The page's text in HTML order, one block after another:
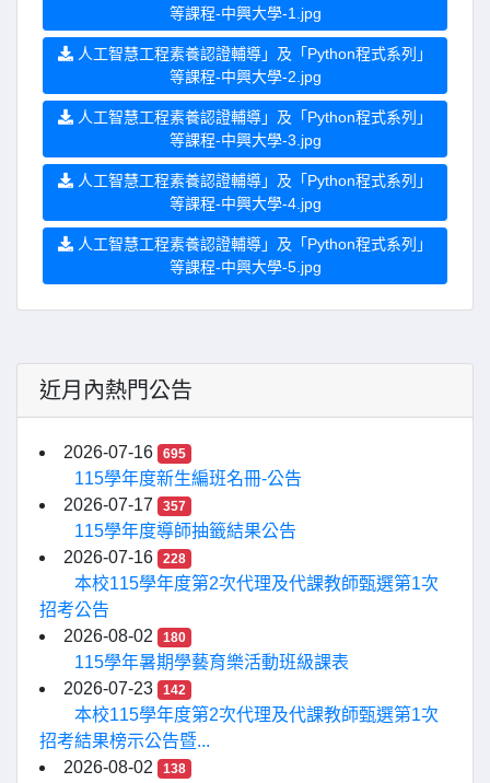
等課程-中興大學-1.jpg
人工智慧工程素養認證輔導」及「Python程式系列」
等課程-中興大學-2.jpg
人工智慧工程素養認證輔導」及「Python程式系列」
等課程-中興大學-3.jpg
人工智慧工程素養認證輔導」及「Python程式系列」
等課程-中興大學-4.jpg
人工智慧工程素養認證輔導」及「Python程式系列」
等課程-中興大學-5.jpg
近月內熱門公告
2026-07-16 695
115學年度新生編班名冊-公告
2026-07-17
357
115學年度導師抽籤結果公告
2026-07-16
228
本校115學年度第2次代理及代課教師甄選第1次
招考公告
2026-08-02
180
115學年暑期學藝育樂活動班級課表
2026-07-23
142
本校115學年度第2次代理及代課教師甄選第1次
招考結果榜示公告暨...
2026-08-02
138